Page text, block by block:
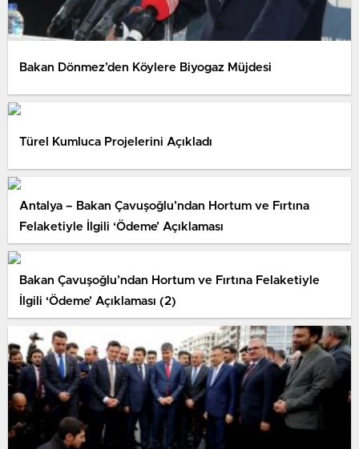
Bakan Dönmez’den Köylere Biyogaz Müjdesi
Türel Kumluca Projelerini Açıkladı
Antalya – Bakan Çavuşoğlu’ndan Hortum ve Fırtına
Felaketiyle İlgili ‘Ödeme’ Açıklaması
Bakan Çavuşoğlu’ndan Hortum ve Fırtına Felaketiyle
İlgili ‘Ödeme’ Açıklaması (2)